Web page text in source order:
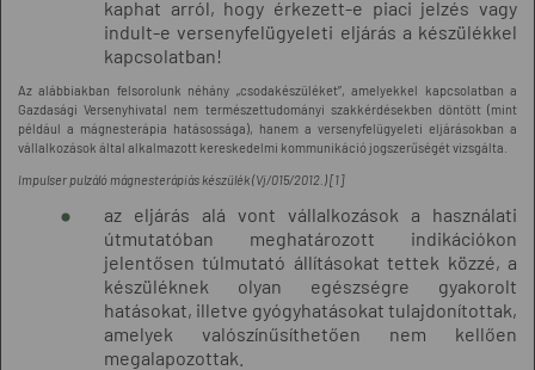
kaphat arról, hogy érkezett-e piaci jelzés vagy
indult-e versenyfelügyeleti eljárás a készülékkel
kapcsolatban!
Az alábbiakban felsorolunk néhány „csodakészüléket”, amelyekkel kapcsolatban a
Gazdasági Versenyhivatal nem természettudományi szakkérdésekben döntött (mint
például a mágnesterápia hatásossága), hanem a versenyfelügyeleti eljárásokban a
vállalkozások által alkalmazott kereskedelmi kommunikáció jogszerűségét vizsgálta.
Impulser pulzáló mágnesterápiás készülék (Vj/015/2012.) [1]
az eljárás alá vont vállalkozások a használati
útmutatóban meghatározott indikációkon
jelentősen túlmutató állításokat tettek közzé, a
készüléknek olyan egészségre gyakorolt
hatásokat, illetve gyógyhatásokat tulajdonítottak,
amelyek valószínűsíthetően nem kellően
megalapozottak.